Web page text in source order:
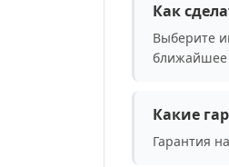
Как
Выберите
ближайшее
Какие
Гарантия